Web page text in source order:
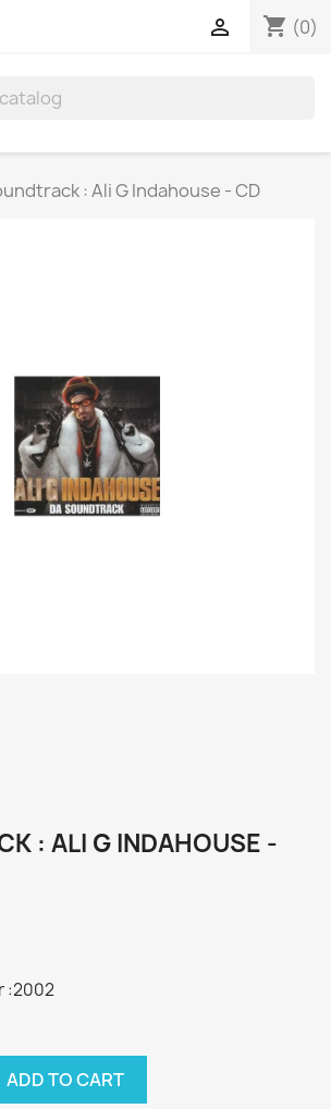
shopping_cart (0)

: Ali G Indahouse - CD
: ALI G INDAHOUSE -
:2002
ADD TO CART